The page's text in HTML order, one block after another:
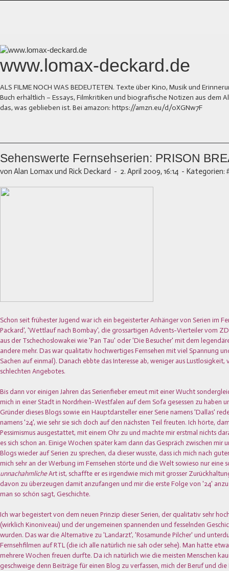
www.lomax-deckard.de
ALS FILME NOCH WAS BEDEUTETEN. Texte über Kino, Musik und
Buch erhältlich – Essays, Filmkritiken und biografische Notizen aus dem
das, was geblieben ist. Bei amazon: https://amzn.eu/d/0XGNw7F
Sehenswerte Fernsehserien: PRISON
von Alan Lomax und Rick Deckard - 2. April 2009, 16:14 - Kategorien:
Schon seit frühester Jugend war ich ein begeisterter Anhänger von Serien im
Packard', 'Wettlauf nach Bombay', die grossartigen Advents-Vierteiler vom
aus der Tschechoslowakei wie 'Pan Tau' oder 'Die Besucher' mit dem
andere mehr. Das war qualitativ hochwertiges Fernsehen mit viel Spannung
Sachen auf einmal). Danach ebbte das Interesse ab, weniger aus Lustlosigkeit,
schlechten Angebotes.
Bis dann vor einigen Jahren das Serienfieber erneut mit einer Wucht
mich in einer Stadt in Nordrhein-Westfalen auf dem Sofa gesessen zu haben
Gründer dieses Blogs sowie ein Hauptdarsteller einer Serie namens 'Dallas'
namens '24', wie sehr sie sich doch auf den nächsten Teil freuten. Ich hörte,
Pessimismus ausgestattet, mit einem Ohr zu und machte mir erstmal nichts
es sich schon an. Einige Wochen später kam dann das Gespräch zwischen mir
Blogs wieder auf Serien zu sprechen, da dieser wusste, dass ich mich nach
mich sehr an der Werbung im Fernsehen störte und die Welt sowieso nur eine
unnachahmlicheArt ist, schaffte er es irgendwie mich mit grosser
davon zu überzeugen damit anzufangen und mir die erste Folge von '24'
man so schön sagt, Geschichte.
Ich war begeistert von dem neuen Prinzip dieser Serien, der qualitativ sehr
(wirklich Kinoniveau) und der ungemeinen spannenden und fesselnden
wurden. Das war die Alternative zu 'Landarzt', 'Rosamunde Pilcher' und
Fernsehfilmen auf RTL (die ich alle natürlich nie sah oder sehe). Man hatte
mehrere Wochen freuen durfte. Da ich natürlich wie die meisten Menschen
geschweige denn Beiträge für einen Blog zu verfassen, mich der Beruf und